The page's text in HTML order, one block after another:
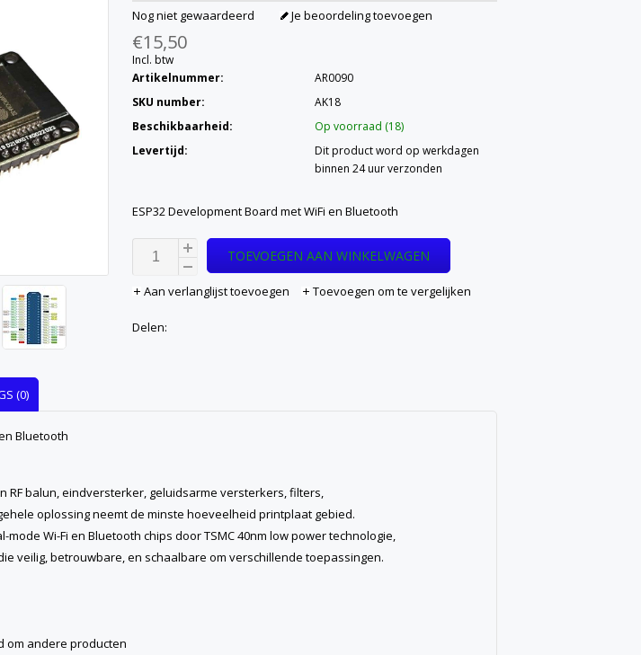
Nog niet gewaardeerd Je beoordeling toevoegen
€15,50
Incl. btw
Artikelnummer:
AR0090
SKU number:
AK18
Beschikbaarheid:
Op voorraad (18)
Levertijd:
Dit product word op werkdagen
binnen 24 uur verzonden
ESP32 Development Board met WiFi en Bluetooth
TOEVOEGEN AAN WINKELWAGEN
Aan verlanglijst toevoegen Toevoegen om te vergelijken
Delen:
(0)
Bluetooth
RF balun, eindversterker, geluidsarme versterkers, filters,
oplossing neemt de minste hoeveelheid printplaat gebied.
mode Wi-Fi en Bluetooth chips door TSMC 40nm low power technologie,
veilig, betrouwbare, en schaalbare om verschillende toepassingen.
om andere producten